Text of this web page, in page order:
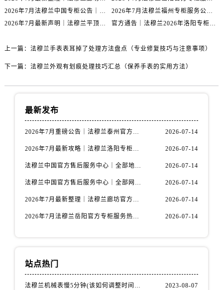
安徽省黄山市屯溪区黄山西路法穆兰售后服务中心（需提前预约）
安徽省宿州市埇桥区人民中路法穆兰售后服务中心（需提前预约）
2026年7月法穆兰中国专柜公告｜官方客服电话与专柜索引同步
2026年7月法穆兰福州专柜服务公告｜官方客服电话与门店信息同步核验
2026年7月最新声明｜法穆兰平顶山官方专柜服务热线更新，客户服务指南
官方通告｜法穆兰2026年洛阳专柜客户服务热线升级，7月最新信息已发布
上一篇： 法穆兰手表表耳掉了处理方法盘点（专业修复技巧与注意事项）
下一篇： 法穆兰外观有划痕处理技巧汇总（保养手表的实用方法）
最新发布
2026年7月重磅公告｜法穆兰泰州官方专柜服务热线攻略，权威信息一表清 2026-07-14
2026年7月最新攻略｜法穆兰洛阳专柜官方客服电话与门店信息一网打尽 2026-07-14
法穆兰中国官方售后服务中心｜全部地址与售后服务电话权威信息通知（2026年7月最新） 2026-07-14
法穆兰中国官方售后服务中心｜全部网点地址与热线权威信息通告（2026年7月最新） 2026-07-14
2026年7月最新整理｜法穆兰廊坊官方专柜名录及客户服务电话，一篇看懂！ 2026-07-14
2026年7月法穆兰岳阳官方专柜服务热线公告｜附客户服务联系最新指南 2026-07-14
站点热门
法穆兰机械表慢5分钟(该如何调整时间准确性) 2023-08-07